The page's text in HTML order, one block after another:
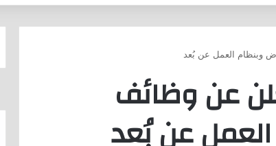
وبنظام العمل عن بُعد
عن وظائف
عن بُعد